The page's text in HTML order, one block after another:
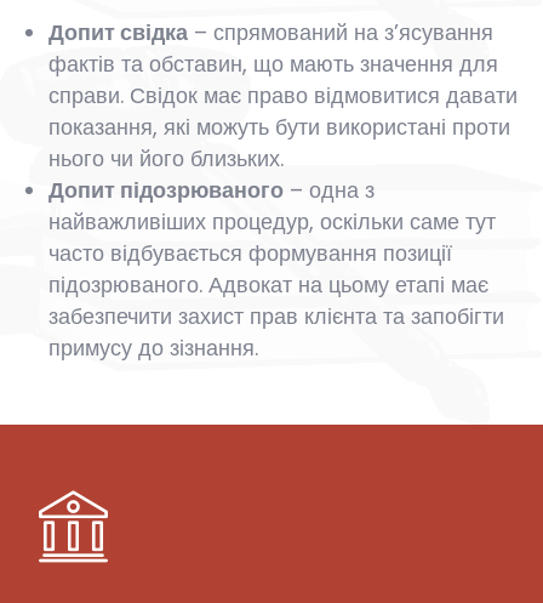
Допит свідка – спрямований на з’ясування
фактів та обставин, що мають значення для
справи. Свідок має право відмовитися давати
показання, які можуть бути використані проти
нього чи його близьких.
Допит підозрюваного – одна з
найважливіших процедур, оскільки саме тут
часто відбувається формування позиції
підозрюваного. Адвокат на цьому етапі має
забезпечити захист прав клієнта та запобігти
примусу до зізнання.